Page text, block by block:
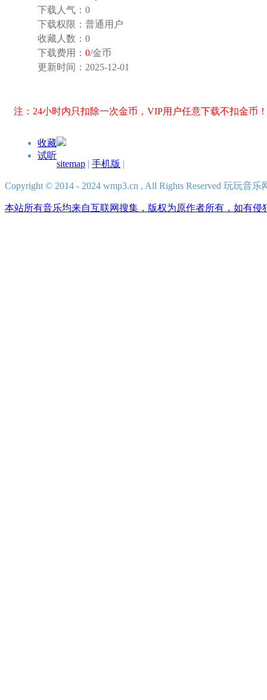
下载人气： 0
下载权限： 普通用户
收藏人数： 0
下载费用： 0/金币
更新时间： 2025-12-01
注：24小时内只扣除一次金币，VIP用户任意下载不扣金币！
收藏
试听
sitemap | 手机版 |
Copyright © 2014 - 2024 wmp3.cn , All Rights Reserved 玩玩音乐
本站所有音乐均来自互联网搜集，版权为原作者所有，如有侵